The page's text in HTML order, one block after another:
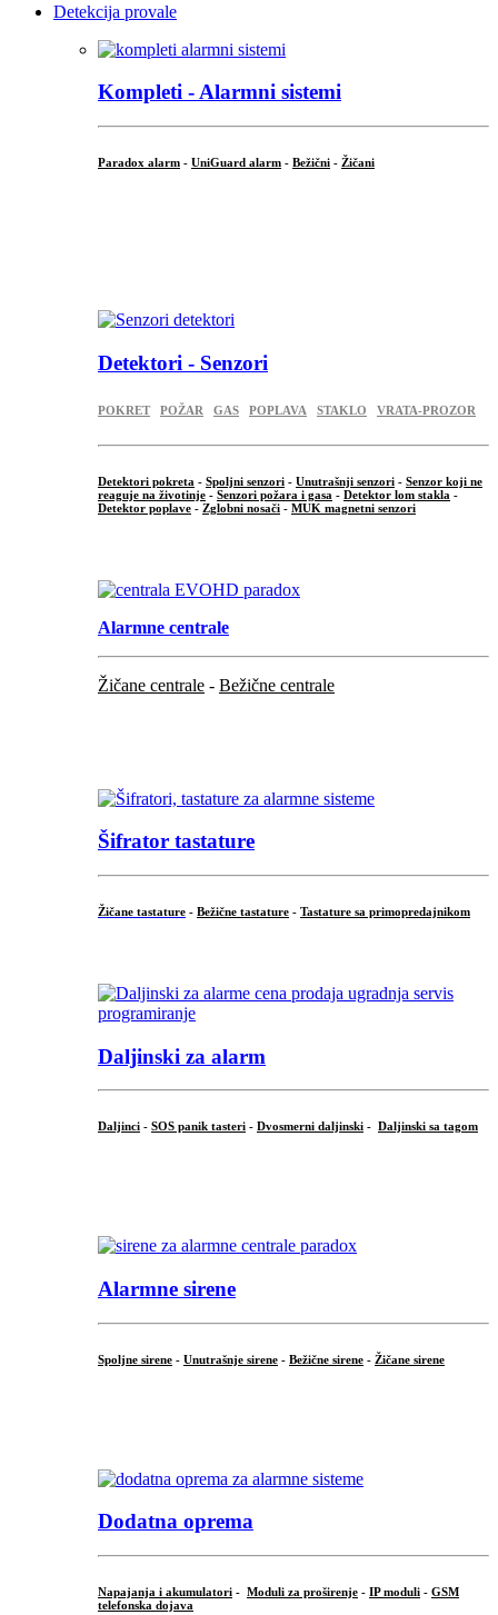
Detekcija provale
Kompleti - Alarmni sistemi
Paradox alarm - UniGuard alarm - Bežični - Žičani
Detektori - Senzori
POKRET POŽAR GAS POPLAVA STAKLO VRATA-PROZOR
Detektori pokreta - Spoljni senzori - Unutrašnji senzori - Senzor koji ne
reaguje na životinje - Senzori požara i gasa - Detektor lom stakla -
Detektor poplave - Zglobni nosači - MUK magnetni senzori
Alarmne centrale
Žičane centrale - Bežične centrale
Šifrator tastature
Žičane tastature - Bežične tastature - Tastature sa primopredajnikom
Daljinski za alarm
Daljinci - SOS panik tasteri - Dvosmerni daljinski - Daljinski sa tagom
Alarmne sirene
Spoljne sirene - Unutrašnje sirene - Bežične sirene - Žičane sirene
Dodatna oprema
Napajanja i akumulatori - Moduli za proširenje - IP moduli - GSM
telefonska dojava